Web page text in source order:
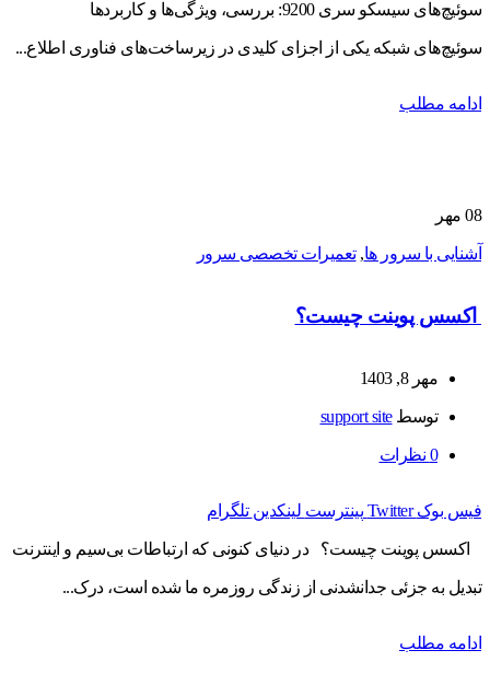
سوئیچ‌های سیسکو سری 9200: بررسی، ویژگی‌ها و کاربردها
سوئیچ‌های شبکه یکی از اجزای کلیدی در زیرساخت‌های فناوری اطلاع...
ادامه مطلب
08 مهر
آشنایی با سرور ها,تعمیرات تخصصی سرور
اکسس پوینت چیست؟
مهر 8, 1403
توسطsupport site
0 نظرات
فیس بوک Twitter پینترست لینکدین تلگرام
اکسس پوینت چیست؟ در دنیای کنونی که ارتباطات بی‌سیم و اینترنت
تبدیل به جزئی جدانشدنی از زندگی روزمره ما شده است، درک...
ادامه مطلب